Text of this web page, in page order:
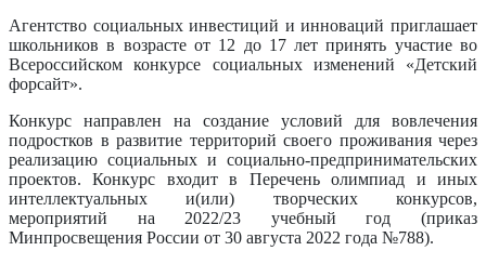
Агентство социальных инвестиций и инноваций приглашает
школьников в возрасте от 12 до 17 лет принять участие во
Всероссийском конкурсе социальных изменений «Детский
форсайт».
Конкурс направлен на создание условий для вовлечения
подростков в развитие территорий своего проживания через
реализацию социальных и социально-предпринимательских
проектов. Конкурс входит в Перечень олимпиад и иных
интеллектуальных и(или) творческих конкурсов,
мероприятий на 2022/23 учебный год (приказ
Минпросвещения России от 30 августа 2022 года №788).